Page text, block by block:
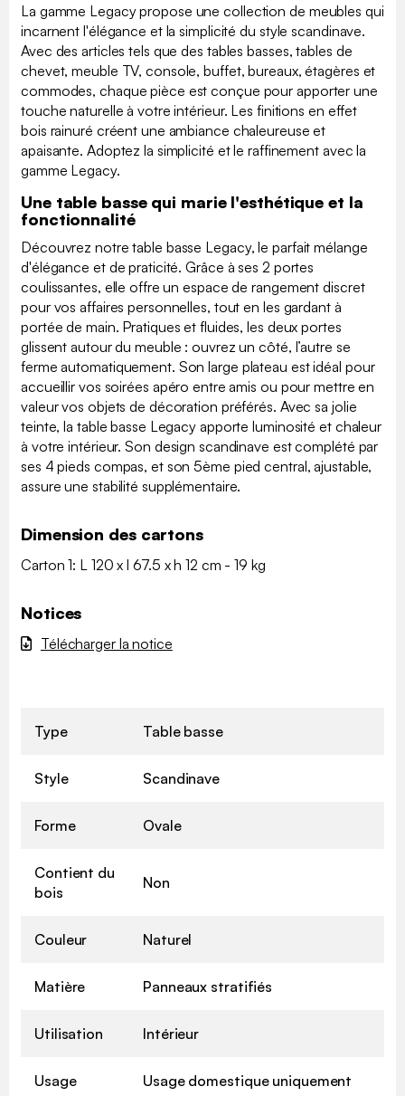
La gamme Legacy propose une collection de meubles qui
incarnent l'élégance et la simplicité du style scandinave.
Avec des articles tels que des tables basses, tables de
chevet, meuble TV, console, buffet, bureaux, étagères et
commodes, chaque pièce est conçue pour apporter une
touche naturelle à votre intérieur. Les finitions en effet
bois rainuré créent une ambiance chaleureuse et
apaisante. Adoptez la simplicité et le raffinement avec la
gamme Legacy.
Une table basse qui marie l'esthétique et la
fonctionnalité
Découvrez notre table basse Legacy, le parfait mélange
d'élégance et de praticité. Grâce à ses 2 portes
coulissantes, elle offre un espace de rangement discret
pour vos affaires personnelles, tout en les gardant à
portée de main. Pratiques et fluides, les deux portes
glissent autour du meuble : ouvrez un côté, l’autre se
ferme automatiquement. Son large plateau est idéal pour
accueillir vos soirées apéro entre amis ou pour mettre en
valeur vos objets de décoration préférés. Avec sa jolie
teinte, la table basse Legacy apporte luminosité et chaleur
à votre intérieur. Son design scandinave est complété par
ses 4 pieds compas, et son 5ème pied central, ajustable,
assure une stabilité supplémentaire.
Dimension des cartons
Carton 1: L 120 x l 67.5 x h 12 cm - 19 kg
Notices
Télécharger la notice
Type Table basse
Style Scandinave
Forme Ovale
Contient du
bois
Non
Couleur Naturel
Matière Panneaux stratifiés
Utilisation Intérieur
Usage Usage domestique uniquement